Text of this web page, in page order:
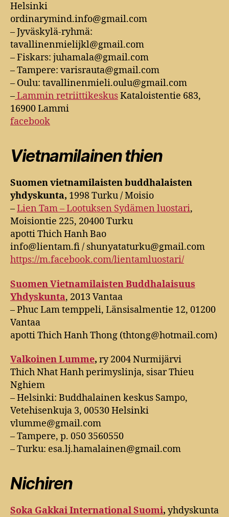
Helsinki
ordinarymind.info@gmail.com
– Jyväskylä-ryhmä:
tavallinenmielijkl@gmail.com
– Fiskars: juhamala@gmail.com
– Tampere: varisrauta@gmail.com
– Oulu: tavallinenmieli.oulu@gmail.com
–Lammin retriittikeskusKataloistentie 683,
16900 Lammi
facebook
Vietnamilainen thien
Suomen vietnamilaisten buddhalaisten
yhdyskunta, 1998 Turku / Moisio
–Lien Tam – Lootuksen Sydämen luostari,
Moisiontie 225, 20400 Turku
apotti Thich Hanh Bao
info@lientam.fi / shunyataturku@gmail.com
https://m.facebook.com/lientamluostari/
Suomen Vietnamilaisten Buddhalaisuus
Yhdyskunta, 2013 Vantaa
– Phuc Lam temppeli, Länsisalmentie 12, 01200
Vantaa
apotti Thich Hanh Thong (thtong@hotmail.com)
Valkoinen Lumme, ry 2004 Nurmijärvi
Thich Nhat Hanh perimyslinja, sisar Thieu
Nghiem
– Helsinki: Buddhalainen keskus Sampo,
Vetehisenkuja 3, 00530 Helsinki
vlumme@gmail.com
– Tampere, p. 050 3560550
– Turku: esa.lj.hamalainen@gmail.com
Nichiren
Soka Gakkai International Suomi, yhdyskunta